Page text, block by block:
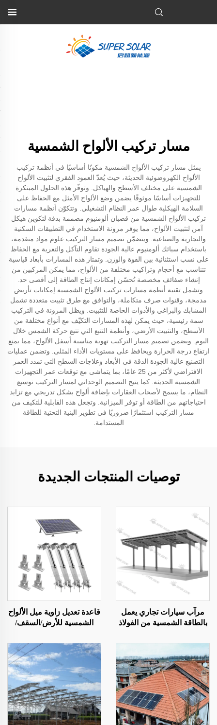
مسار تركيب الألواح الشمسية
يمثل مسار تركيب الألواح الشمسية مكونًا أساسيًا في أنظمة تركيب
الألواح الكهروضوئية الحديثة، حيث يُعدّ العمود الفقري لتثبيت الألواح
الشمسية على مختلف الأسطح والهياكل. وتوفّر هذه الحلول المبتكرة
للتجهيزات أساسًا موثوقًا يضمن وضع الألواح الأمثل مع الحفاظ على
السلامة الهيكلية طوال عمر النظام التشغيلي. وتتكوّن أنظمة مسارات
تركيب الألواح الشمسية من قضبان ألومنيوم مصممة بدقة لتكوين هيكل
آمن لتثبيت الألواح، مما يوفر مرونة الاستخدام في التطبيقات السكنية
والتجارية والصناعية. ويتضمّن تصميم مسار التركيب علوم مواد متقدمة،
باستخدام سبائك ألومنيوم عالية الجودة تقاوم التآكل والتعرية مع الحفاظ
على نسب استثنائية بين القوة والوزن. وتمتاز هذه المسارات بأبعاد قياسية
تتناسب مع أحجام وتراكيب مختلفة من الألواح، مما يمكن المركبين من
إنشاء صفائف مخصصة تُحسّن إمكانات إنتاج الطاقة إلى أقصى حد.
وتشمل تقنية أنظمة مسارات تركيب الألواح الشمسية إمكانات تأريض
مدمجة، وقنوات صرف متكاملة، والتوافق مع طرق تثبيت متعددة تشمل
المشابك والبراغي والأدوات الخاصة للتثبيت. ويظل المرونة في التركيب
سمة رئيسية، حيث يمكن لهذه المسارات التكيّف مع أنواع مختلفة من
الأسطح، والتثبيت الأرضي، وأنظمة التتبع التي تتبع حركة الشمس خلال
اليوم. ويضمن تصميم مسار التركيب تهوية مناسبة أسفل الألواح، مما يمنع
ارتفاع درجة الحرارة ويحافظ على مستويات الأداء المثلى. وتضمن عمليات
التصنيع عالية الجودة الدقة في الأبعاد وعلاجات السطح التي تمدد العمر
الافتراضي لأكثر من 25 عامًا، بما يتماشى مع توقعات عمر التجهيزات
الشمسية الحديثة. كما يتيح التصميم الوحداتي لمسار التركيب توسيع
النظام، ما يسمح لأصحاب العقارات بإضافة ألواح بشكل تدريجي مع تزايد
احتياجاتهم من الطاقة أو توفر الميزانية. وتجعل هذه القابلية للتكيف من
مسار التركيب استثمارًا ضروريًا في تطوير البنية التحتية للطاقة
المستدامة.
توصيات المنتجات الجديدة
مرآب سيارات تجاري يعمل
بالطاقة الشمسية من الفولاذ
قاعدة تعديل زاوية ميل الألواح
الشمسية للأرض/السقف/